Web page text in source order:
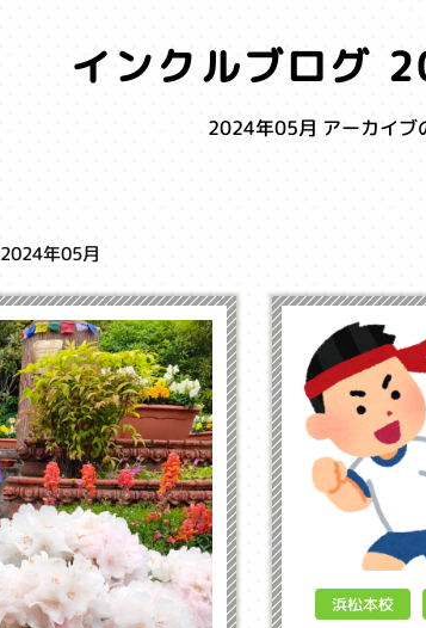
インクルブログ
2024年05月 アーカイブ
2024年05月
浜松本校